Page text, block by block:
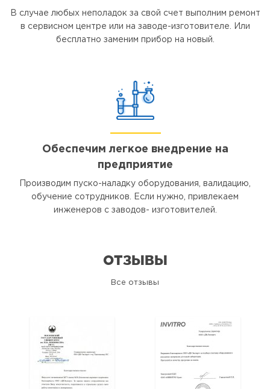
В случае любых неполадок за свой счет выполним ремонт
в сервисном центре или на заводе-изготовителе. Или
бесплатно заменим прибор на новый.
Обеспечим легкое внедрение на
предприятие
Производим пуско-наладку оборудования, валидацию,
обучение сотрудников. Если нужно, привлекаем
инженеров с заводов- изготовителей.
ОТЗЫВЫ
Все отзывы